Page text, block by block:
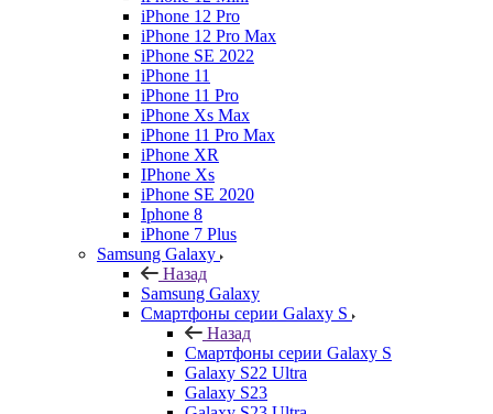
iPhone 12 Pro
iPhone 12 Pro Max
iPhone SE 2022
iPhone 11
iPhone 11 Pro
iPhone Xs Max
iPhone 11 Pro Max
iPhone XR
IPhone Xs
iPhone SE 2020
Iphone 8
iPhone 7 Plus
Samsung Galaxy
Назад
Samsung Galaxy
Смартфоны серии Galaxy S
Назад
Смартфоны серии Galaxy S
Galaxy S22 Ultra
Galaxy S23